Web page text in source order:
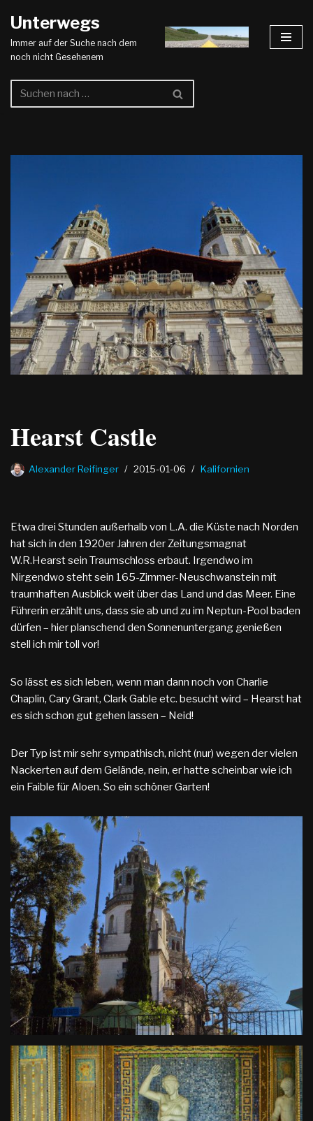
Zum
Inhalt
Unterwegs
Immer auf der Suche nach dem
noch nicht Gesehenem
Hearst Castle
Alexander Reifinger 2015-01-06 Kalifornien
Etwa drei Stunden außerhalb von L.A. die Küste nach Norden
hat sich in den 1920er Jahren der Zeitungsmagnat
W.R.Hearst sein Traumschloss erbaut. Irgendwo im
Nirgendwo steht sein 165-Zimmer-Neuschwanstein mit
traumhaften Ausblick weit über das Land und das Meer. Eine
Führerin erzählt uns, dass sie ab und zu im Neptun-Pool baden
dürfen – hier planschend den Sonnenuntergang genießen
stell ich mir toll vor!
So lässt es sich leben, wenn man dann noch von Charlie
Chaplin, Cary Grant, Clark Gable etc. besucht wird – Hearst hat
es sich schon gut gehen lassen – Neid!
Der Typ ist mir sehr sympathisch, nicht (nur) wegen der vielen
Nackerten auf dem Gelände, nein, er hatte scheinbar wie ich
ein Faible für Aloen. So ein schöner Garten!